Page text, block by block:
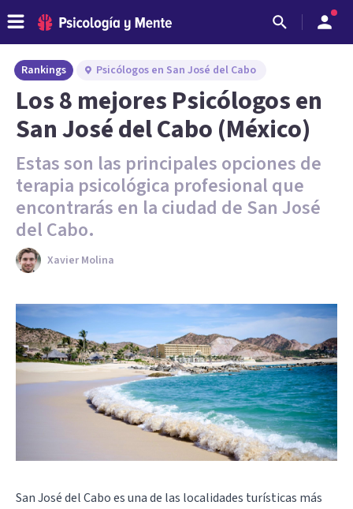
Rankings Psicólogos en San José del Cabo
Los 8 mejores Psicólogos en
San José del Cabo (México)
Estas son las principales opciones de
terapia psicológica profesional que
encontrarás en la ciudad de San José
del Cabo.
Xavier Molina
San José del Cabo es una de las localidades turísticas más